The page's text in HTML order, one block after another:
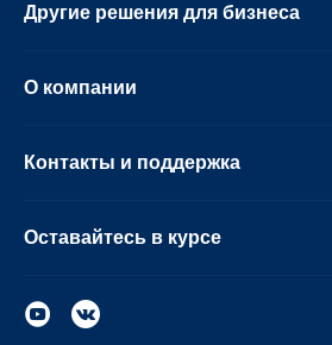
Другие решения для бизнеса
О компании
Контакты и поддержка
Оставайтесь в курсе